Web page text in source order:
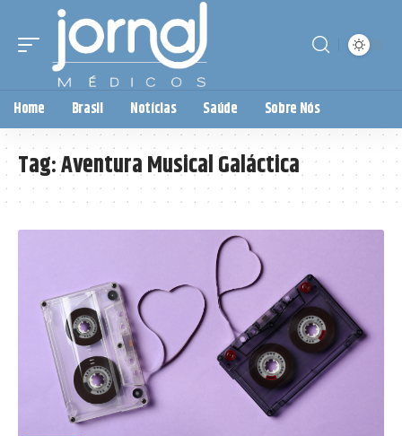
Home Brasil Notícias Saúde Sobre Nós
Tag:Aventura Musical Galáctica